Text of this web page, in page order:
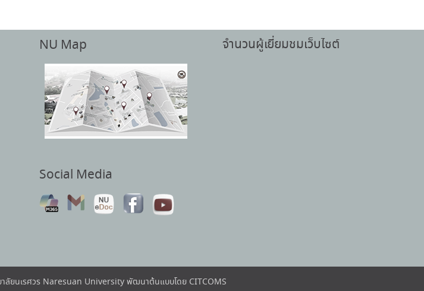
NU Map
Social Media
จำนวนผู้เยี่ยมชมเว็บไซต์
ยนเรศวร Naresuan University พัฒนาต้นแบบโดย CITCOMS